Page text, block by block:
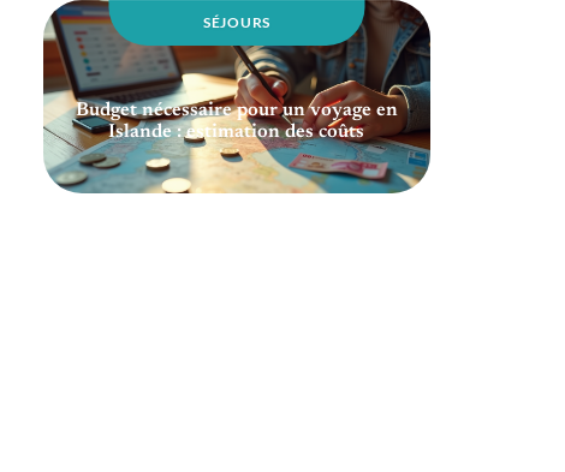
SÉJOURS
Budget nécessaire pour un voyage en
Islande : estimation des coûts